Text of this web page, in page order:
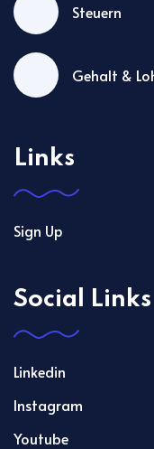
Steuern
Gehalt &
Links
Sign Up
Social Links
Linkedin
Instagram
Youtube